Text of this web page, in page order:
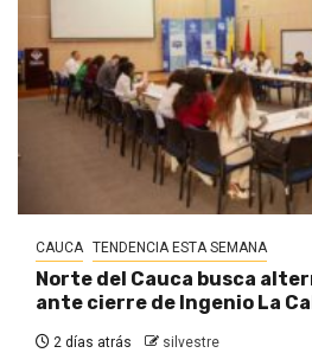
CAUCA TENDENCIA ESTA SEMANA
Norte del Cauca busca
ante cierre de Ingenio La
2 días atrás silvestre